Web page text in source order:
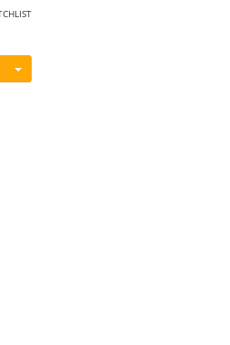
Menü ein-/ausblenden